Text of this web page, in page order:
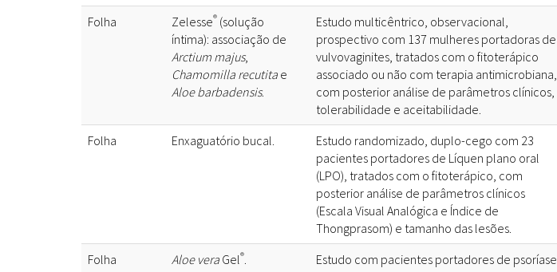
Folha Zelesse® (solução
íntima): associação de
Arctium majus,
Chamomilla recutita e
Aloe barbadensis.
Estudo multicêntrico, observacional,
prospectivo com 137 mulheres portadoras de
vulvovaginites, tratados com o fitoterápico
associado ou não com terapia antimicrobiana,
com posterior análise de parâmetros clínicos,
tolerabilidade e aceitabilidade.
Folha Enxaguatório bucal.
Estudo randomizado, duplo-cego com 23
pacientes portadores de Líquen plano oral
(LPO), tratados com o fitoterápico, com
posterior análise de parâmetros clínicos
(Escala Visual Analógica e Índice de
Thongprasom) e tamanho das lesões.
Folha Aloe vera Gel®.
Estudo com pacientes portadores de psoríase